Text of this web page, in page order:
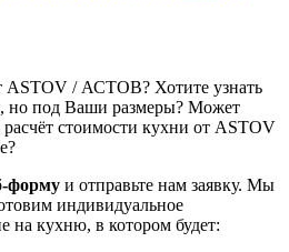
ASTOV / АСТОВ? Хотите узнать
но под Ваши размеры? Может
стоимости кухни от ASTOV
форму и отправьте нам заявку. Мы
индивидуальное
на кухню, в котором будет: